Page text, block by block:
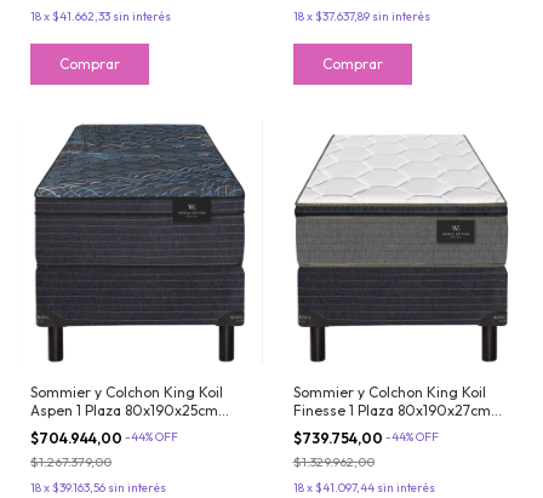
18x $41.662,33 sin interés 18x $37.637,89 sin interés
Sommier y Colchon King Koil
Aspen 1 Plaza 80x190x25cm
Resortes LFK con Pillow Espuma
Extra Firme Matelasse
$704.944,00 -44%OFF
$1.267.379,00
18x $39.163,56 sin interés
Sommier y Colchon King Koil
Finesse 1 Plaza 80x190x27cm
De Resortes LFK Con Pillow de
Espuma Firme
$739.754,00 -44%OFF
$1.329.962,00
18x $41.097,44 sin interés